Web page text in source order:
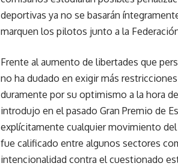
deportivas ya no se basarán
marquen los pilotos junto a la
Frente al aumento de libertades que
no ha dudado en exigir más
duramente por su optimismo a la hora
introdujo en el pasado Gran Premio de
explícitamente cualquier movimiento
fue calificado entre algunos sectores
intencionalidad contra el cuestionado